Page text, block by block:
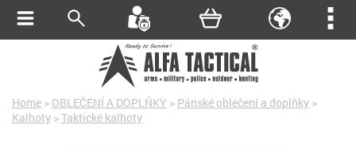
Home > OBLEČENÍ A DOPLŇKY > Pánské oblečení a doplňky >
Kalhoty >Taktické kalhoty